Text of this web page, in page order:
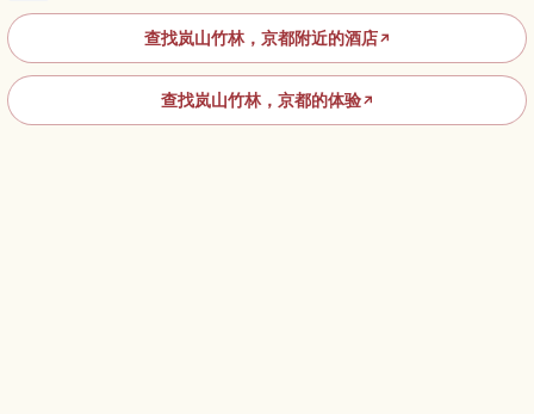
查找岚山竹林，京都附近的酒店↗
查找岚山竹林，京都的体验↗